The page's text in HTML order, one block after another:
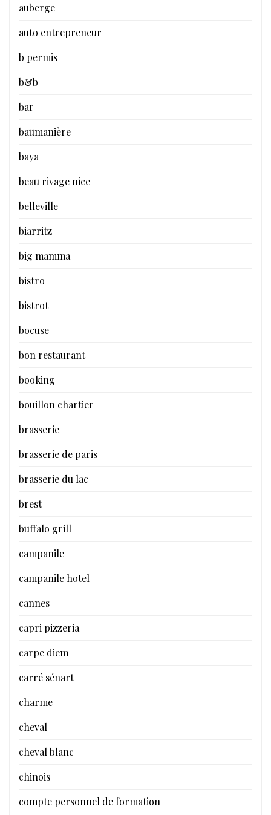
auberge
auto entrepreneur
b permis
b&b
bar
baumanière
baya
beau rivage nice
belleville
biarritz
big mamma
bistro
bistrot
bocuse
bon restaurant
booking
bouillon chartier
brasserie
brasserie de paris
brasserie du lac
brest
buffalo grill
campanile
campanile hotel
cannes
capri pizzeria
carpe diem
carré sénart
charme
cheval
cheval blanc
chinois
compte personnel de formation